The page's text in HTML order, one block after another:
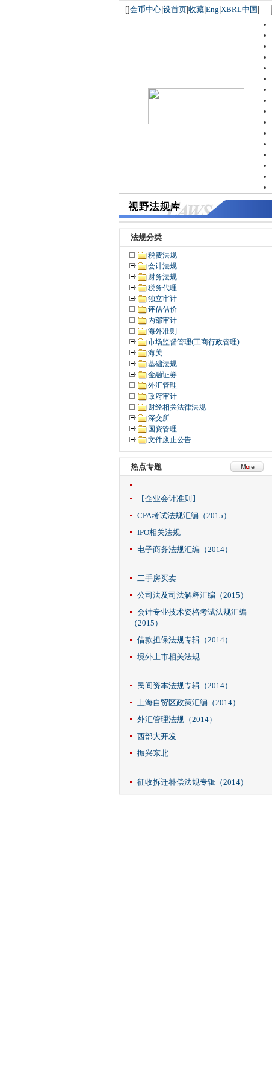
[]金币中心 设首页 收藏 Eng XBRL中国
法规分类
税费法规
会计法规
财务法规
税务代理
独立审计
评估估价
内部审计
海外准则
市场监督管理(工商行政管理)
海关
基础法规
金融证券
外汇管理
政府审计
财经相关法律法规
深交所
国资管理
文件废止公告
热点专题
【企业会计准则】
CPA考试法规汇编（2015）
IPO相关法规
电子商务法规汇编（2014）
二手房买卖
公司法及司法解释汇编（2015）
会计专业技术资格考试法规汇编
（2015）
借款担保法规专辑（2014）
境外上市相关法规
民间资本法规专辑（2014）
上海自贸区政策汇编（2014）
外汇管理法规（2014）
西部大开发
振兴东北
征收拆迁补偿法规专辑（2014）